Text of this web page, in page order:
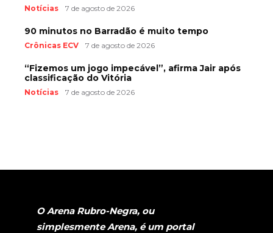
Notícias 7 de agosto de 2026
90 minutos no Barradão é muito tempo
Crônicas ECV 7 de agosto de 2026
“Fizemos um jogo impecável”, afirma Jair após
classificação do Vitória
Notícias 7 de agosto de 2026
O Arena Rubro-Negra, ou
simplesmente Arena, é um portal